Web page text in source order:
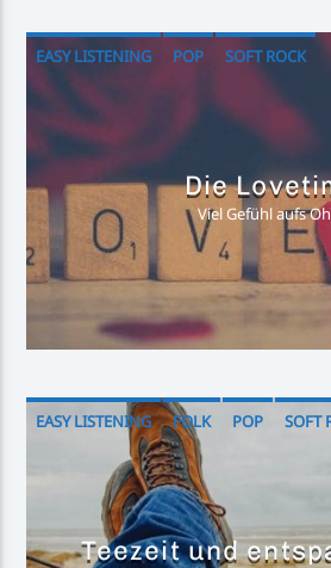
EASY LISTENING POP SOFT ROCK
Die
Viel Gefühl aufs
EASY LISTENING FOLK POP SOFT
Teezeit und